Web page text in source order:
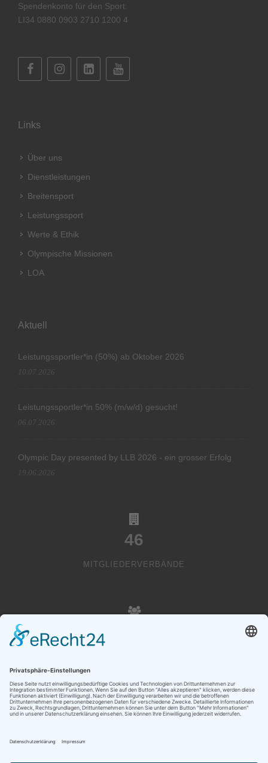
Spendenkonto für den Sport:
LI34 0880 0903 2710 1200 4
Links
Über uns
Dienstleistungen
Breitensport
Leistungssport
Werte & Ethik
Olympische Missionen
LOA
Aktuell
Leistungssportler*in (50%) ab Oktober 2026
10.07.2026
Leistungssportler*in 50% (m/w/d) gesucht!
06.07.2026
Olympic Day presented by LLB 2026 - ein grosser Erfolg
19.06.2026
46
MITGLIEDERVERBÄNDE